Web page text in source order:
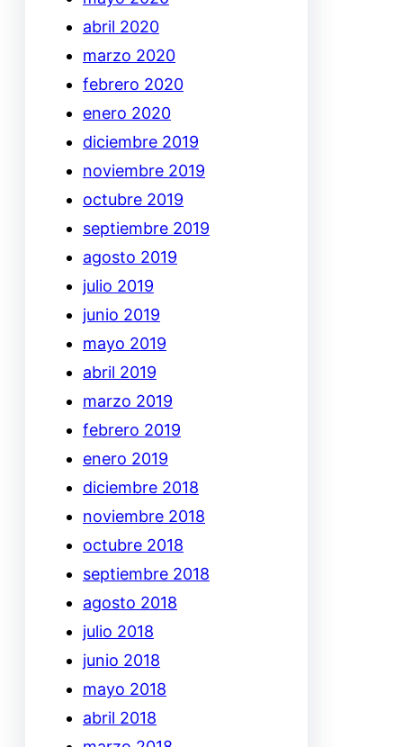
abril 2020
marzo 2020
febrero 2020
enero 2020
diciembre 2019
noviembre 2019
octubre 2019
septiembre 2019
agosto 2019
julio 2019
junio 2019
mayo 2019
abril 2019
marzo 2019
febrero 2019
enero 2019
diciembre 2018
noviembre 2018
octubre 2018
septiembre 2018
agosto 2018
julio 2018
junio 2018
mayo 2018
abril 2018